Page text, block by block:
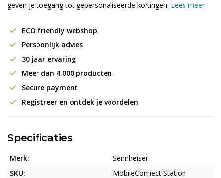
geven je toegang tot gepersonaliseerde kortingen. Lees meer
ECO friendly webshop
Persoonlijk advies
30 jaar ervaring
Meer dan 4.000 producten
Secure payment
Registreer en ontdek je voordelen
Specificaties
Merk:
Sennheiser
SKU:
MobileConnect Station